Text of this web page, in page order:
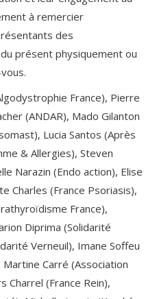
à remercier
des
présent physiquement ou
France), Pierre
(ANDAR), Mado Gilanton
Lucia Santos (Après
& Allergies), Steven
Narazin (Endo action), Elise
Charles (France Psoriasis),
France),
Diprima (Solidarité
Verneuil), Imane Soffeu
Carré (Association
Charrel (France Rein),